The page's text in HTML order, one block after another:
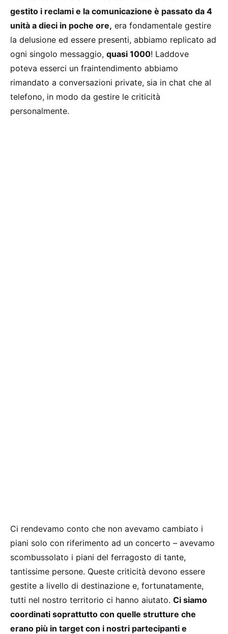
gestito i reclami e la comunicazione è passato da 4
unità a dieci in poche ore, era fondamentale gestire
la delusione ed essere presenti, abbiamo replicato ad
ogni singolo messaggio, quasi 1000! Laddove
poteva esserci un fraintendimento abbiamo
rimandato a conversazioni private, sia in chat che al
telefono, in modo da gestire le criticità
personalmente.
Ci rendevamo conto che non avevamo cambiato i
piani solo con riferimento ad un concerto – avevamo
scombussolato i piani del ferragosto di tante,
tantissime persone. Queste criticità devono essere
gestite a livello di destinazione e, fortunatamente,
tutti nel nostro territorio ci hanno aiutato. Ci siamo
coordinati soprattutto con quelle strutture che
erano più in target con i nostri partecipanti e